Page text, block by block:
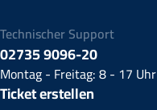
Technischer Support
02735 9096-20
Montag - Freitag: 8 - 17 Uhr
Ticket erstellen